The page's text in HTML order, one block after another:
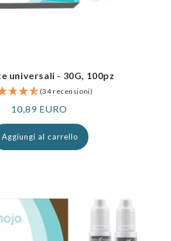
universali - 30G, 100pz
(34 recensioni)
Prezzo
normale
10,89 EURO
Aggiungi al carrello